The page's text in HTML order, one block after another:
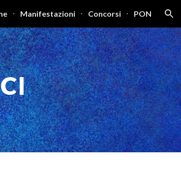
Manifestazioni Concorsi PON